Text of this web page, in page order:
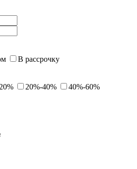
В рассрочку
20%-40%
40%-60%